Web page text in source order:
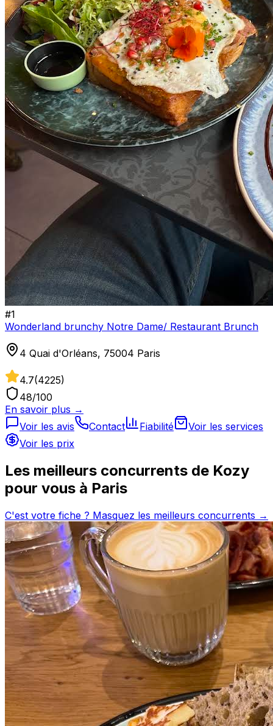
#1
Wonderland brunchy Notre Dame/ Restaurant Brunch
4 Quai d'Orléans, 75004 Paris
4.7(4225)
48/100
En savoir plus →
Voir les avis
Contact Fiabilité
Voir les services
Voir les prix
Les meilleurs concurrents de Kozy
pour vous à Paris
C'est votre fiche ? Masquez les meilleurs concurrents →